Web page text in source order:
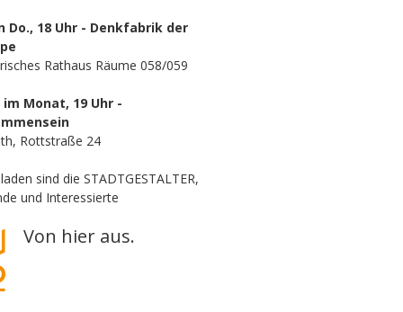
Do., 18 Uhr - Denkfabrik der
Rathaus Räume 058/059
im Monat, 19 Uhr -
Rottstraße 24
sind die STADTGESTALTER,
und Interessierte
Von hier aus.